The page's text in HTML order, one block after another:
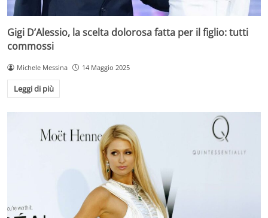
Gigi D’Alessio, la scelta dolorosa fatta per il figlio: tutti
commossi
Michele Messina 14 Maggio 2025
Leggi di più